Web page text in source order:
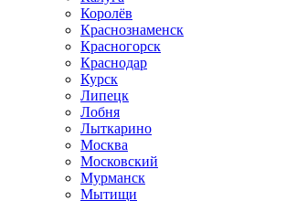
Королёв
Краснознаменск
Красногорск
Краснодар
Курск
Липецк
Лобня
Лыткарино
Москва
Московский
Мурманск
Мытищи